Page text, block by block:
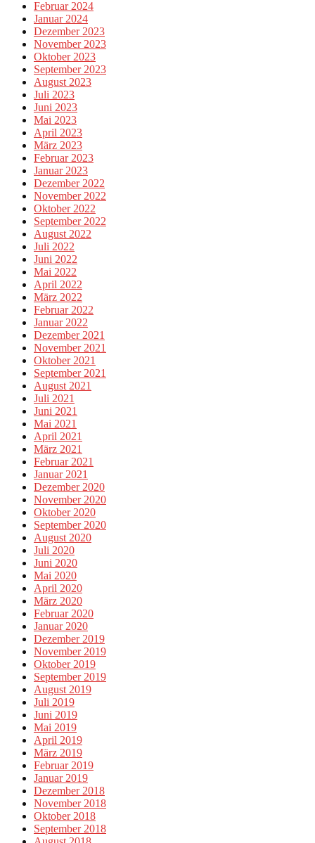
Februar 2024
Januar 2024
Dezember 2023
November 2023
Oktober 2023
September 2023
August 2023
Juli 2023
Juni 2023
Mai 2023
April 2023
März 2023
Februar 2023
Januar 2023
Dezember 2022
November 2022
Oktober 2022
September 2022
August 2022
Juli 2022
Juni 2022
Mai 2022
April 2022
März 2022
Februar 2022
Januar 2022
Dezember 2021
November 2021
Oktober 2021
September 2021
August 2021
Juli 2021
Juni 2021
Mai 2021
April 2021
März 2021
Februar 2021
Januar 2021
Dezember 2020
November 2020
Oktober 2020
September 2020
August 2020
Juli 2020
Juni 2020
Mai 2020
April 2020
März 2020
Februar 2020
Januar 2020
Dezember 2019
November 2019
Oktober 2019
September 2019
August 2019
Juli 2019
Juni 2019
Mai 2019
April 2019
März 2019
Februar 2019
Januar 2019
Dezember 2018
November 2018
Oktober 2018
September 2018